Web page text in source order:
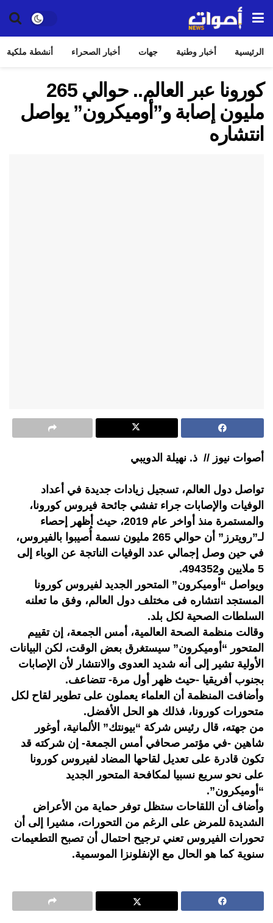
الرئيسية أخبار وطنية جهات أخبار الصحراء أنشطة ملكية
كورونا عبر العالم.. حوالي 265
مليون إصابة و”أوميكرون” يواصل
انتشاره
أصوات نيوز // ذ. نهيلة الدويبي
تواصل دول العالم، تسجيل زيادات جديدة في أعداد
الوفيات والإصابات جراء تفشي جائحة فيروس كورونا،
والمستمرة منذ أواخر عام 2019، حيث أظهر إحصاء
لـ”رويترز” أن حوالي 265 مليون نسمة أُصيبوا بالفيروس،
في حين وصل إجمالي عدد الوفيات الناتجة عن الوباء إلى
5 ملايين و494352.
ويواصل “أوميكرون” المتحور الجديد لفيروس كورونا
المستجد انتشاره فى مختلف دول العالم، وفق ما تعلنه
السلطات الصحية لكل بلد.
وقالت منظمة الصحة العالمية، أمس الجمعة، إن تقييم
المتحور “أوميكرون” سيستغرق بعض الوقت، لكن البيانات
الأولية تشير إلى أنه شديد العدوى والانتشار لأن الإصابات
بجنوب أفريقيا -حيث ظهر أول مرة- تتضاعف.
وأضافت المنظمة أن العلماء يعملون على تطوير لقاح لكل
متحورات كورونا، فذلك هو الحل الأفضل.
من جهته، قال رئيس شركة “بيونتك” الألمانية، أوغور
شاهين -في مؤتمر صحافي أمس الجمعة- إن شركته قد
تكون قادرة على تعديل لقاحها المضاد لفيروس كورونا
على نحو سريع نسبيا لمكافحة المتحور الجديد
“أوميكرون”.
وأضاف أن اللقاحات ستظل توفر حماية من الأعراض
الشديدة للمرض على الرغم من التحورات، مشيرا إلى أن
تحورات الفيروس تعني ترجيح احتمال أن تصبح التطعيمات
سنوية كما هو الحال مع الإنفلونزا الموسمية.